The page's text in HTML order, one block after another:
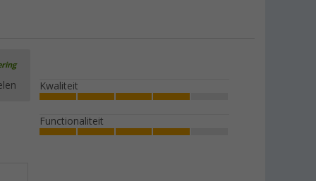
Kwaliteit
Functionaliteit